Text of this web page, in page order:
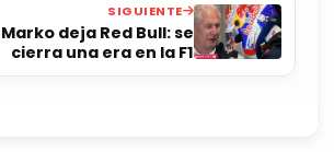
SIGUIENTE
deja Red Bull: se
cierra una era en la F1